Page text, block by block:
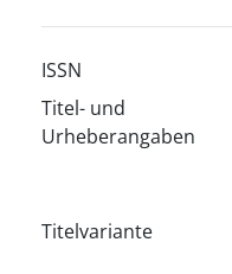
ISSN
Titel- und
Urheberangaben
Titelvariante